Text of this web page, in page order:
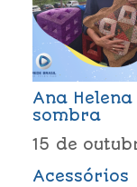
Ana
sombra
15 de
Acessórios